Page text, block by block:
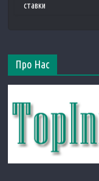
ставки
Про Нас